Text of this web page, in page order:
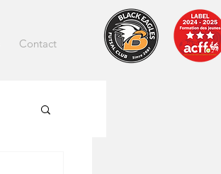
Contact